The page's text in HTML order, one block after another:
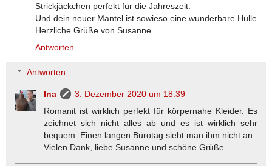
Strickjäckchen perfekt für die Jahreszeit.
Und dein neuer Mantel ist sowieso eine wunderbare Hülle.
Herzliche Grüße von Susanne
Antworten
Antworten
Ina
3. Dezember 2020 um 18:39
Romanit ist wirklich perfekt für körpernahe Kleider. Es
zeichnet sich nicht alles ab und es ist wirklich sehr
bequem. Einen langen Bürotag sieht man ihm nicht an.
Vielen Dank, liebe Susanne und schöne Grüße